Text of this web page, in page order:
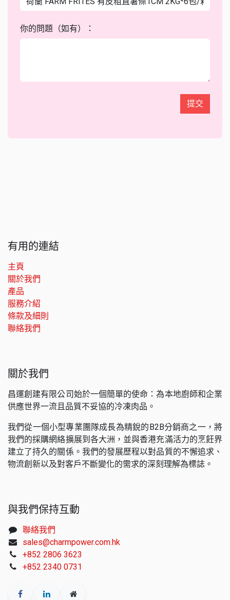
你的問題（如有）：
提交
有用的連結
主頁
關於我們
產品
服務介紹
條款及細則
聯絡我們
關於我們
昌運創建有限公司始於一個簡單的使命：為本地廚師和企業
供應世界一流且品質不妥協的冷凍肉品。
我們從一個小型專業團隊成長為精銳的B2B分銷商之一，將
我們的採購網絡擴展到各大洲，並與香港充滿活力的烹飪界
建立了持久的關係。我們的發展歷程以對品質的不懈追求、
物流創新以及對客戶不斷變化的需求的深刻理解為標誌。
與我們保持互動
聯絡我們
sales@charmpower.com.hk
+852 2806 3623
+852 2340 0731